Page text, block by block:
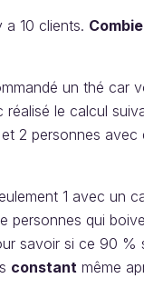
10 clients.
un thé car
le calcul
2 personnes avec
1 avec un
personnes qui
savoir si ce 90 %
constant même